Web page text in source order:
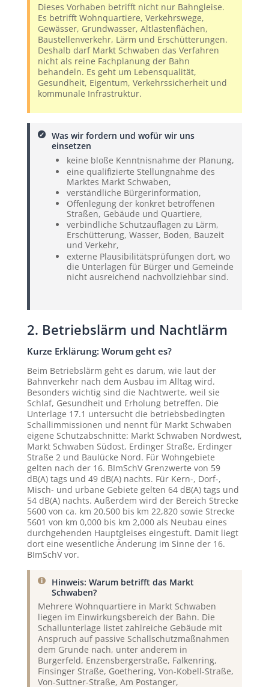
Dieses Vorhaben betrifft nicht nur Bahngleise.
Es betrifft Wohnquartiere, Verkehrswege,
Gewässer, Grundwasser, Altlastenflächen,
Baustellenverkehr, Lärm und Erschütterungen.
Deshalb darf Markt Schwaben das Verfahren
nicht als reine Fachplanung der Bahn
behandeln. Es geht um Lebensqualität,
Gesundheit, Eigentum, Verkehrssicherheit und
kommunale Infrastruktur.
Was wir fordern und wofür wir uns
einsetzen
keine bloße Kenntnisnahme der Planung,
eine qualifizierte Stellungnahme des
Marktes Markt Schwaben,
verständliche Bürgerinformation,
Offenlegung der konkret betroffenen
Straßen, Gebäude und Quartiere,
verbindliche Schutzauflagen zu Lärm,
Erschütterung, Wasser, Boden, Bauzeit
und Verkehr,
externe Plausibilitätsprüfungen dort, wo
die Unterlagen für Bürger und Gemeinde
nicht ausreichend nachvollziehbar sind.
2. Betriebslärm und Nachtlärm
Kurze Erklärung: Worum geht es?
Beim Betriebslärm geht es darum, wie laut der
Bahnverkehr nach dem Ausbau im Alltag wird.
Besonders wichtig sind die Nachtwerte, weil sie
Schlaf, Gesundheit und Erholung betreffen. Die
Unterlage 17.1 untersucht die betriebsbedingten
Schallimmissionen und nennt für Markt Schwaben
eigene Schutzabschnitte: Markt Schwaben Nordwest,
Markt Schwaben Südost, Erdinger Straße, Erdinger
Straße 2 und Baulücke Nord. Für Wohngebiete
gelten nach der 16. BImSchV Grenzwerte von 59
dB(A) tags und 49 dB(A) nachts. Für Kern-, Dorf-,
Misch- und urbane Gebiete gelten 64 dB(A) tags und
54 dB(A) nachts. Außerdem wird der Bereich Strecke
5600 von ca. km 20,500 bis km 22,820 sowie Strecke
5601 von km 0,000 bis km 2,000 als Neubau eines
durchgehenden Hauptgleises eingestuft. Damit liegt
dort eine wesentliche Änderung im Sinne der 16.
BImSchV vor.
Hinweis: Warum betrifft das Markt
Schwaben?
Mehrere Wohnquartiere in Markt Schwaben
liegen im Einwirkungsbereich der Bahn. Die
Schallunterlage listet zahlreiche Gebäude mit
Anspruch auf passive Schallschutzmaßnahmen
dem Grunde nach, unter anderem in
Burgerfeld, Enzensbergerstraße, Falkenring,
Finsinger Straße, Goethering, Von-Kobell-Straße,
Von-Suttner-Straße, Am Postanger,